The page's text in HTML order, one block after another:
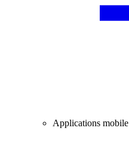
Applications mobile